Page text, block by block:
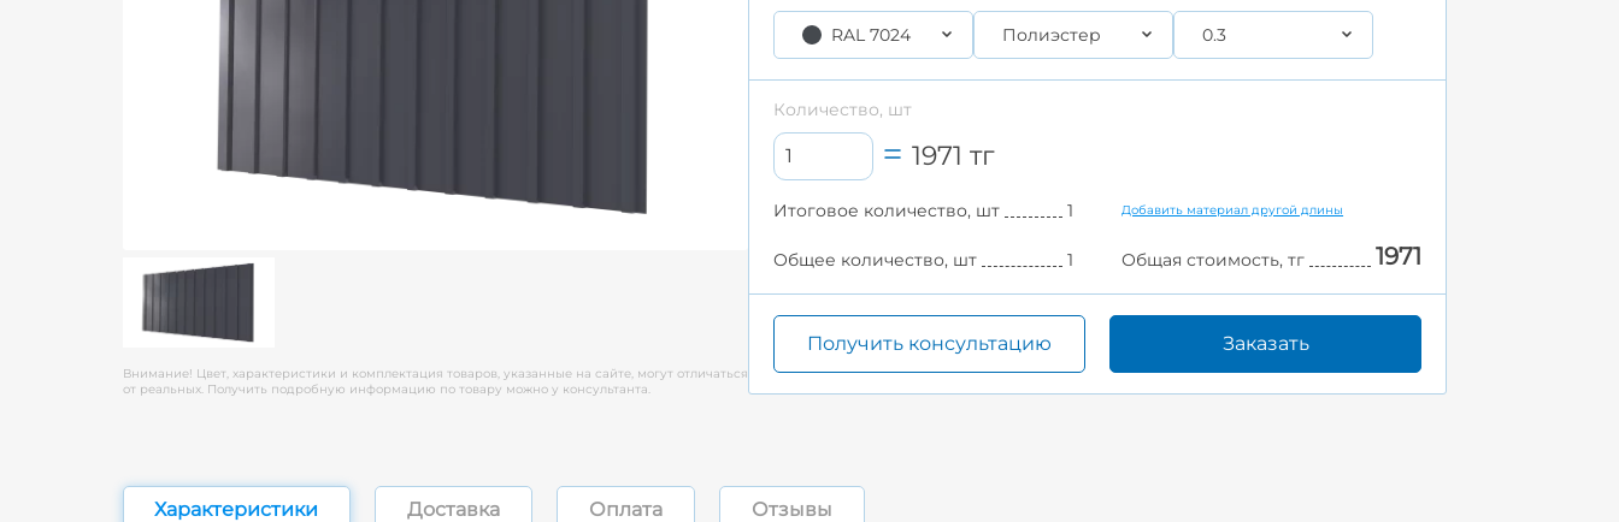
Внимание! Цвет, характеристики и комплектация товаров, указанные на сайте, могут отличаться
от реальных. Получить подробную информацию по товару можно у консультанта.
RAL 7024 Полиэстер 0.3
Количество, шт
1971 тг
Итоговое количество, шт 1 Добавить материал другой длины
Общее количество, шт 1 Общая стоимость, тг 1971
Получить консультацию Заказать
Характеристики Доставка Оплата Отзывы